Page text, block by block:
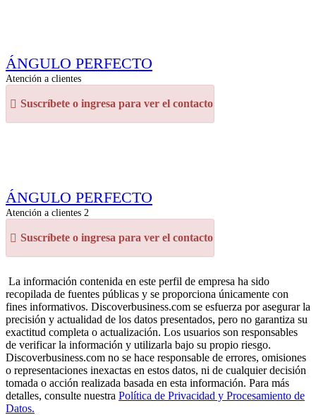
ÁNGULO PERFECTO
Atención a clientes
Suscríbete o ingresa para ver el contacto
ÁNGULO PERFECTO
Atención a clientes 2
Suscríbete o ingresa para ver el contacto
La información contenida en este perfil de empresa ha sido
recopilada de fuentes públicas y se proporciona únicamente con
fines informativos. Discoverbusiness.com se esfuerza por asegurar la
precisión y actualidad de los datos presentados, pero no garantiza su
exactitud completa o actualización. Los usuarios son responsables
de verificar la información y utilizarla bajo su propio riesgo.
Discoverbusiness.com no se hace responsable de errores, omisiones
o representaciones inexactas en estos datos, ni de cualquier decisión
tomada o acción realizada basada en esta información. Para más
detalles, consulte nuestra Política de Privacidad y Procesamiento de
Datos.